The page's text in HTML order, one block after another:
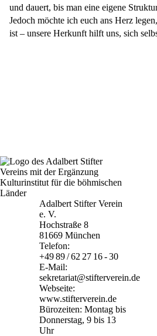
und dauert, bis man eine eigene
Jedoch möchte ich euch ans Herz
ist – unsere Herkunft hilft uns, sich
Adalbert Stifter Verein
e. V.
Hochstraße 8
81669 München
Telefon:
+49 89 / 62 27 16 - 30
E-Mail:
sekretariat@stifterverein.de
Webseite:
www.stifterverein.de
Bürozeiten: Montag bis
Donnerstag, 9 bis 13
Uhr